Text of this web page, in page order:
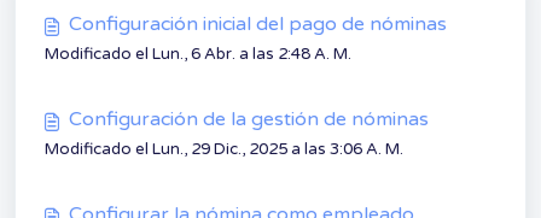
Configuración inicial del pago de nóminas
Modificado el Lun., 6 Abr. a las 2:48 A. M.
Configuración de la gestión de nóminas
Modificado el Lun., 29 Dic., 2025 a las 3:06 A. M.